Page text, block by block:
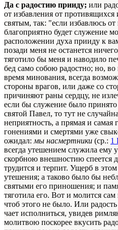
Да с радостию прииду; или
от избавления от
святым, так: "если избавлюсь
благоприятно будет служение
расположении духа прииду к
позади меня не останется
тяготило бы меня и наводило
бед само собою радостно; но,
время минования, всегда
стороны врагов, или даже со
причиняют раны сердцу, не
если бы служение было
святой Павел, то тут не
неприятность, а прямая и самая
гонениями и смертями уже
ожидал: мы насмертники (ср.: 1
всегда утешением служила ему
скорбною внешностию спеется
трудится и терпит. Ущерб в
утешения; а таково было бы
святыми его приношения; и
тяготила его. Вот и молится
чтоб этого не было. Или радость
чает исполниться, увидев
молитвою поскорее вкусить